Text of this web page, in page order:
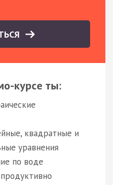
курсе ты:
квадратные и
уравнения
по воде